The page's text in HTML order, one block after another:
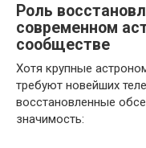
Роль
современном
сообществе
Хотя крупные
требуют новейших
восстановленные
значимость: